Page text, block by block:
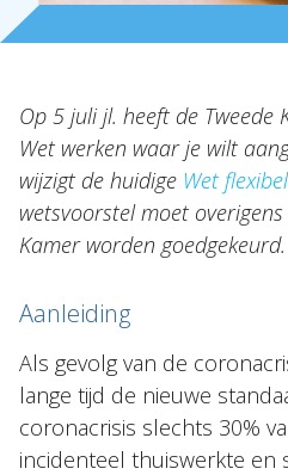
Internationaal
Nieuws
NL EN DE FR
Op 5 juli jl. heeft de Tweede
Wet werken waar je wilt
wijzigt de huidige Wet
wetsvoorstel moet
Kamer worden goedgekeurd.
Aanleiding
Als gevolg van de
lange tijd de nieuwe
coronacrisis slechts 30%
incidenteel thuiswerkte en